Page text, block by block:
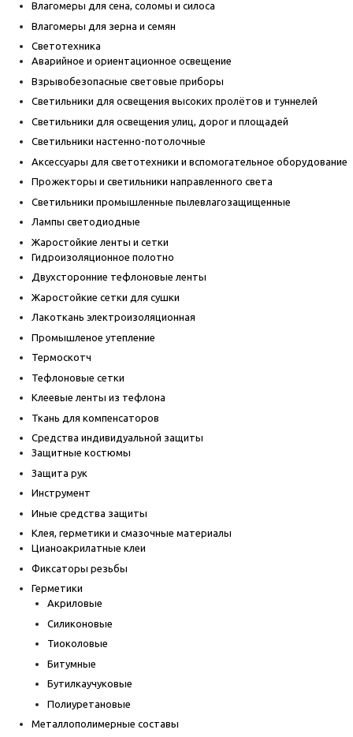
Влагомеры для сена, соломы и силоса
Влагомеры для зерна и семян
Светотехника
Аварийное и ориентационное освещение
Взрывобезопасные световые приборы
Светильники для освещения высоких пролётов и туннелей
Светильники для освещения улиц, дорог и площадей
Светильники настенно-потолочные
Аксессуары для светотехники и вспомогательное оборудование
Прожекторы и светильники направленного света
Светильники промышленные пылевлагозащищенные
Лампы светодиодные
Жаростойкие ленты и сетки
Гидроизоляционное полотно
Двухсторонние тефлоновые ленты
Жаростойкие сетки для сушки
Лакоткань электроизоляционная
Промышленое утепление
Термоскотч
Тефлоновые сетки
Клеевые ленты из тефлона
Ткань для компенсаторов
Средства индивидуальной защиты
Защитные костюмы
Защита рук
Инструмент
Иные средства защиты
Клея, герметики и смазочные материалы
Цианоакрилатные клеи
Фиксаторы резьбы
Герметики
Акриловые
Силиконовые
Тиоколовые
Битумные
Бутилкаучуковые
Полиуретановые
Металлополимерные составы